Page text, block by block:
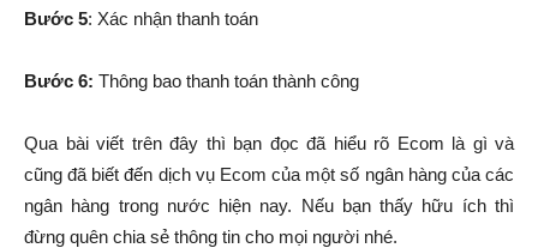
Bước 5: Xác nhận thanh toán
Bước 6: Thông bao thanh toán thành công
Qua bài viết trên đây thì bạn đọc đã hiểu rõ Ecom là gì và
cũng đã biết đến dịch vụ Ecom của một số ngân hàng của các
ngân hàng trong nước hiện nay. Nếu bạn thấy hữu ích thì
đừng quên chia sẻ thông tin cho mọi người nhé.